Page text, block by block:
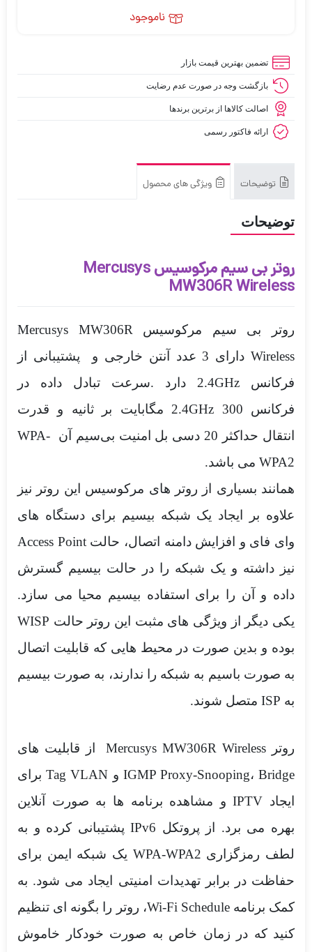
ناموجود
تضمین بهترین قیمت بازار
بازگشت وجه در صورت عدم رضایت
اصالت کالاها از برترین برندها
ارائه فاکتور رسمی
توضیحات ویژگی های محصول
توضیحات
روتر بی سیم مرکوسیس Mercusys
MW306R Wireless
روتر بی سیم مرکوسیس Mercusys MW306R
Wireless دارای 3 عدد آنتن خارجی و پشتیبانی از
فرکانس 2.4GHz دارد .سرعت تبادل داده در
فرکانس 2.4GHz 300 مگابایت بر ثانیه و قدرت
انتقال حداکثر 20 دسی بل امنیت بی‌سیم آن WPA-
WPA2 می باشد.
همانند بسیاری از روتر های مرکوسیس این روتر نیز
علاوه بر ایجاد یک شبکه بیسیم برای دستگاه های
وای فای و افزایش دامنه اتصال، حالت Access Point
نیز داشته و یک شبکه را در حالت بیسیم گسترش
داده و آن را برای استفاده بیسیم محیا می سازد.
یکی دیگر از ویژگی های مثبت این روتر حالت WISP
بوده و بدین صورت در محیط هایی که قابلیت اتصال
به صورت باسیم به شبکه را ندارند، به صورت بیسیم
به ISP متصل شوند.
روتر Mercusys MW306R Wireless از قابلیت های
IGMP Proxy-Snooping، Bridge و Tag VLAN برای
ایجاد IPTV و مشاهده برنامه ها به صورت آنلاین
بهره می برد. از پروتکل IPv6 پشتیبانی کرده و به
لطف رمزگزاری WPA-WPA2 یک شبکه ایمن برای
حفاظت در برابر تهدیدات امنیتی ایجاد می شود. به
کمک برنامه Wi-Fi Schedule، روتر را بگونه ای تنظیم
کنید که در زمان خاص به صورت خودکار خاموش